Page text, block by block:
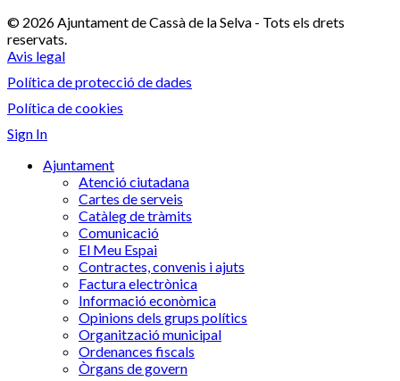
© 2026 Ajuntament de Cassà de la Selva - Tots els drets
reservats.
Avis legal
Política de protecció de dades
Política de cookies
Sign In
Ajuntament
Atenció ciutadana
Cartes de serveis
Catàleg de tràmits
Comunicació
El Meu Espai
Contractes, convenis i ajuts
Factura electrònica
Informació econòmica
Opinions dels grups polítics
Organització municipal
Ordenances fiscals
Òrgans de govern